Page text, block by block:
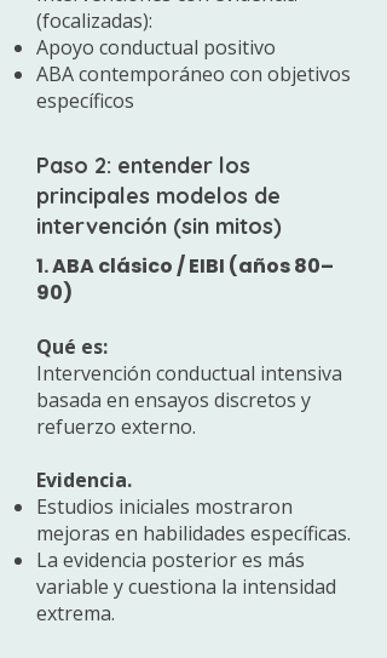
(focalizadas):
Apoyo conductual positivo
ABA contemporáneo con objetivos
específicos
Paso 2: entender los
principales modelos de
intervención (sin mitos)
1. ABA clásico / EIBI (años 80–
90)
Qué es:
Intervención conductual intensiva
basada en ensayos discretos y
refuerzo externo.
Evidencia.
Estudios iniciales mostraron
mejoras en habilidades específicas.
La evidencia posterior es más
variable y cuestiona la intensidad
extrema.